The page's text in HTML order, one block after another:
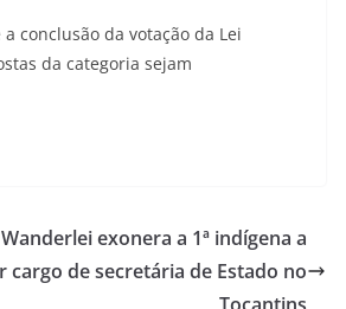
conclusão da votação da Lei
da categoria sejam
exonera a 1ª indígena a
cargo de secretária de Estado no